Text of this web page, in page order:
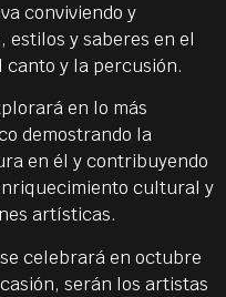
conviviendo y
y saberes en el
canto y la percusión.
en lo más
demostrando la
en él y contribuyendo
cultural y
artísticas.
celebrará en octubre
serán los artistas